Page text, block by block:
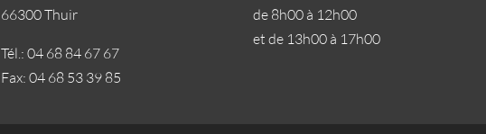
66300 Thuir
Tél.: 04 68 84 67 67
Fax: 04 68 53 39 85
de 8h00 à 12h00
et de 13h00 à 17h00